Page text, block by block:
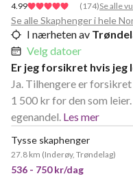
4.99 ( 174)Se alle
Se alle Skaphenger i hele
I nærheten av
Velg datoer
Er jeg forsikret hvis jeg
Ja. Tilhengere er
1 500 kr for den som
egenandel. Les mer
Tysse skaphenger
27.8 km (Inderøy, Trøndelag)
536 - 750 kr/dag